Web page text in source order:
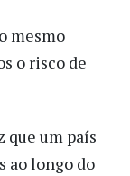
mesmo
o risco de
que um país
ao longo do